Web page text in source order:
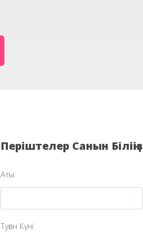
Періштелер Санын Біліңіз
Аты:
Туған Күні: